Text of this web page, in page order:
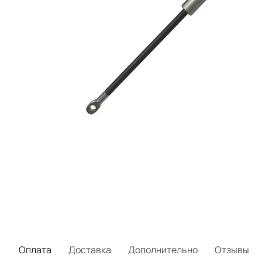
Оплата Доставка Дополнительно Отзывы